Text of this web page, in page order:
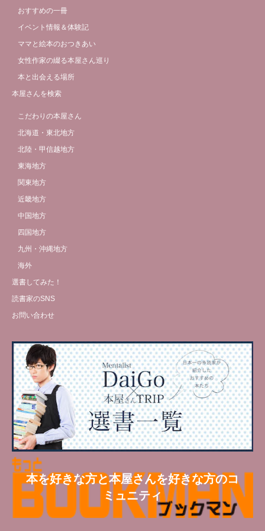
おすすめの一冊
イベント情報＆体験記
ママと絵本のおつきあい
女性作家の綴る本屋さん巡り
本と出会える場所
本屋さんを検索
こだわりの本屋さん
北海道・東北地方
北陸・甲信越地方
東海地方
関東地方
近畿地方
中国地方
四国地方
九州・沖縄地方
海外
選書してみた！
読書家のSNS
お問い合わせ
本を好きな方と本屋さんを好きな方のコ
ミュニティ